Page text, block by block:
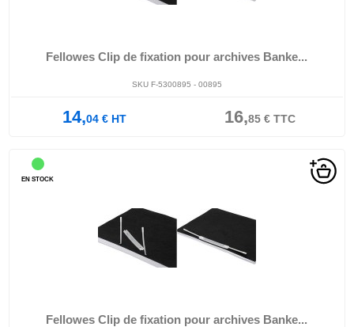
Fellowes Clip de fixation pour archives Banke...
SKU F-5300895 - 00895
14,04€HT 16,85€TTC
Fellowes Clip de fixation pour archives Banke...
EN STOCK